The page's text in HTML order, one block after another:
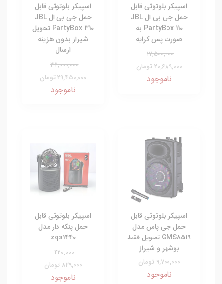
اسپیکر بلوتوثی قابل
حمل جی بی ال JBL
PartyBox 110 به
صورت پس کرایه
17,500,000
20,689,000 تومان
ناموجود
اسپیکر بلوتوثی قابل
حمل جی بی ال JBL
PartyBox 310 تحویل
شیراز بدون هزینه
ارسال
32,000,000
29,450,000 تومان
ناموجود
اسپیکر بلوتوثی قابل
حمل جی پاس مدل
GMS8519 تحویل فقط
بوشهر و شیراز
9,700,000 تومان
ناموجود
اسپیکر بلوتوثی قابل
حمل پنکه دار مدل
zqs1440
420,000
829,000 تومان
ناموجود